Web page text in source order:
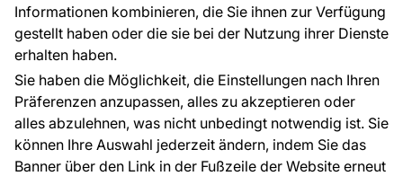
Informationen kombinieren, die Sie ihnen zur Verfügung
gestellt haben oder die sie bei der Nutzung ihrer Dienste
erhalten haben.
Sie haben die Möglichkeit, die Einstellungen nach Ihren
Präferenzen anzupassen, alles zu akzeptieren oder
alles abzulehnen, was nicht unbedingt notwendig ist. Sie
können Ihre Auswahl jederzeit ändern, indem Sie das
Banner über den Link in der Fußzeile der Website erneut
Kontakt
Haben Sie Fragen? Wir helfen Ihnen gerne weiter
und beraten Sie persönlich.
+49 781 95633072
service@tapeteneshop.de